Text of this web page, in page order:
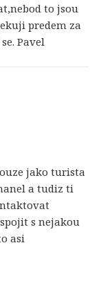
to jsou
predem za
Pavel
jako turista
a tudiz ti
s nejakou
asi